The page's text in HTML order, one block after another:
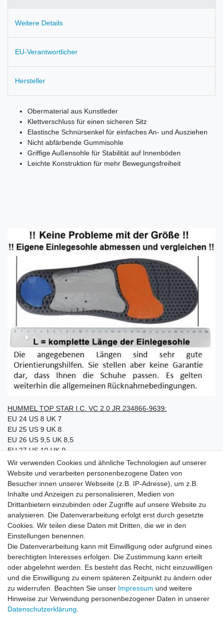
Weitere Details
EU-Verantwortlicher
Hersteller
Obermaterial aus Kunstleder
Klettverschluss für einen sicheren Sitz
Elastische Schnürsenkel für einfaches An- und Ausziehen
Nicht abfärbende Gummisohle
Griffige Außensohle für Stabilität auf Innenböden
Leichte Konstruktion für mehr Bewegungsfreiheit
HUMMEL TOP STAR I.C. VC 2.0 JR 234866-9639:
EU 24 US 8 UK 7
EU 25 US 9 UK 8
EU 26 US 9,5 UK 8,5
EU 27 US 10 UK 9
EU 28 US 11 UK 10
E-63848 EU 29 US 12 UK 11
EU 30 US 12,5 UK 11,5
EU 31 US 13 UK 12
EU 32 US 1 UK 13
EU 33 US 2 UK 1
EU 34 US 2,5 UK 2
EU 35 US 3,5 UK 2,5
EU 36 US 4,5 UK 3,5
EU 37 US 5 UK 4
E-63849 EU 38 US 6 UK 5
Wir verwenden Cookies und ähnliche Technologien auf unserer
Website und verarbeiten personenbezogene Daten von
Besucher:innen unserer Webseite (z.B. IP-Adresse), um z.B.
Inhalte und Anzeigen zu personalisieren, Medien von
Drittanbietern einzubinden oder Zugriffe auf unsere Website zu
analysieren. Die Datenverarbeitung erfolgt erst durch gesetzte
Cookies. Wir teilen diese Daten mit Dritten, die wir in den
Einstellungen benennen.
Die Datenverarbeitung kann mit Einwilligung oder aufgrund eines
berechtigten Interesses erfolgen. Die Zustimmung kann erteilt
oder abgelehnt werden. Es besteht das Recht, nicht einzuwilligen
und die Einwilligung zu einem späteren Zeitpunkt zu ändern oder
zu widerrufen. Beachten Sie unser Impressum und weitere
Hinweise zur Verwendung personenbezogener Daten in unserer
Daten­schutz­erklärung